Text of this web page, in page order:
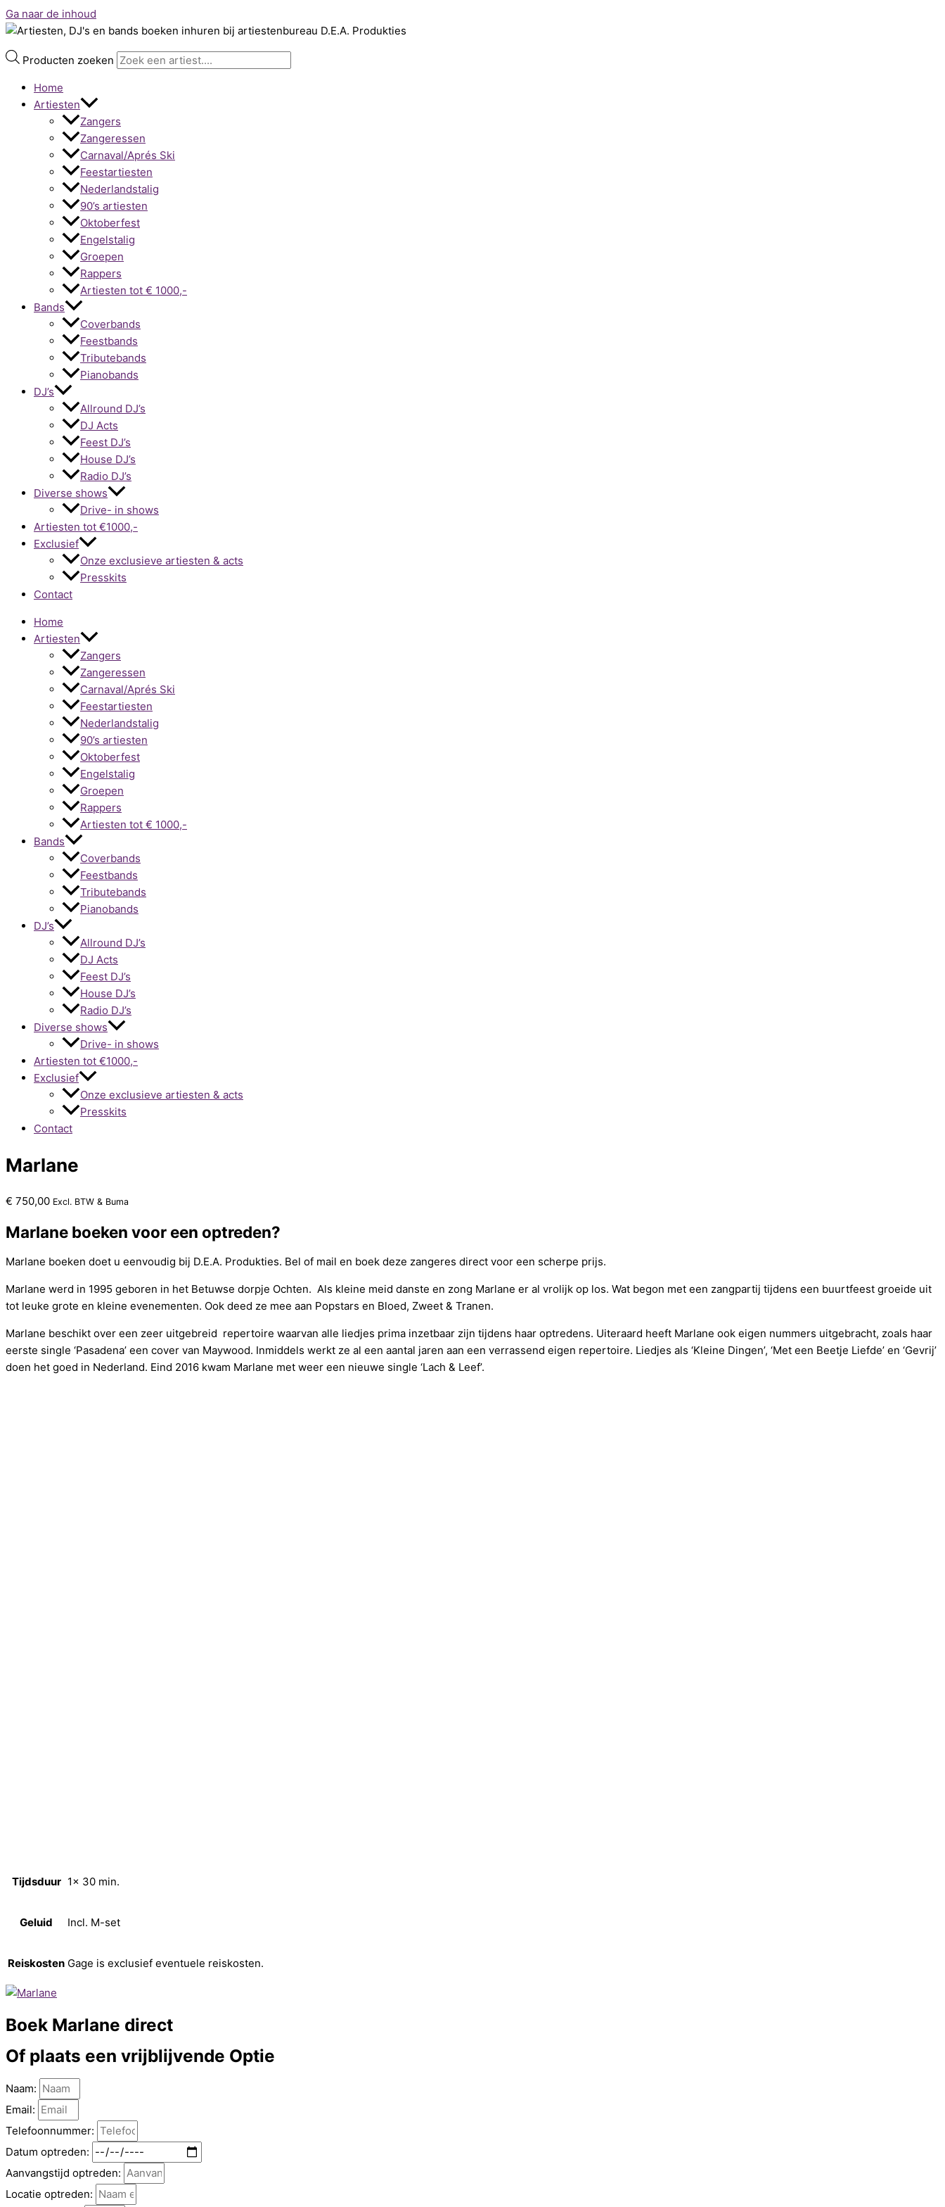
Ga naar de inhoud
Producten zoeken
Home
Artiesten
Zangers
Zangeressen
Carnaval/Aprés Ski
Feestartiesten
Nederlandstalig
90’s artiesten
Oktoberfest
Engelstalig
Groepen
Rappers
Artiesten tot € 1000,-
Bands
Coverbands
Feestbands
Tributebands
Pianobands
DJ’s
Allround DJ’s
DJ Acts
Feest DJ’s
House DJ’s
Radio DJ’s
Diverse shows
Drive- in shows
Artiesten tot €1000,-
Exclusief
Onze exclusieve artiesten & acts
Presskits
Contact
Home
Artiesten
Zangers
Zangeressen
Carnaval/Aprés Ski
Feestartiesten
Nederlandstalig
90’s artiesten
Oktoberfest
Engelstalig
Groepen
Rappers
Artiesten tot € 1000,-
Bands
Coverbands
Feestbands
Tributebands
Pianobands
DJ’s
Allround DJ’s
DJ Acts
Feest DJ’s
House DJ’s
Radio DJ’s
Diverse shows
Drive- in shows
Artiesten tot €1000,-
Exclusief
Onze exclusieve artiesten & acts
Presskits
Contact
Marlane
€ 750,00 Excl. BTW & Buma
Marlane boeken voor een optreden?
Marlane boeken doet u eenvoudig bij D.E.A. Produkties. Bel of mail en boek deze zangeres direct voor een scherpe prijs.
Marlane werd in 1995 geboren in het Betuwse dorpje Ochten. Als kleine meid danste en zong Marlane er al vrolijk op los. Wat begon met een zangpartij tijdens een buurtfeest groeide uit
tot leuke grote en kleine evenementen. Ook deed ze mee aan Popstars en Bloed, Zweet & Tranen.
Marlane beschikt over een zeer uitgebreid repertoire waarvan alle liedjes prima inzetbaar zijn tijdens haar optredens. Uiteraard heeft Marlane ook eigen nummers uitgebracht, zoals haar
eerste single ‘Pasadena’ een cover van Maywood. Inmiddels werkt ze al een aantal jaren aan een verrassend eigen repertoire. Liedjes als ‘Kleine Dingen’, ‘Met een Beetje Liefde’ en ‘Gevrij’
doen het goed in Nederland. Eind 2016 kwam Marlane met weer een nieuwe single ‘Lach & Leef’.
Tijdsduur 1x 30 min.
Geluid Incl. M-set
Reiskosten Gage is exclusief eventuele reiskosten.
Boek Marlane direct
Of plaats een vrijblijvende Optie
Naam:
Email:
Telefoonnummer:
Datum optreden:
Aanvangstijd optreden:
Locatie optreden: